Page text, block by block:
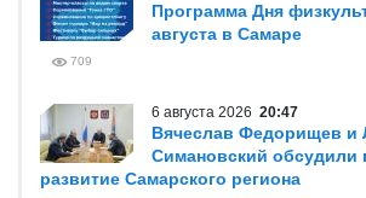
Программа Дня
августа в Самаре
709
6 августа 2026 20:47
Вячеслав Федорищев и
Симановский обсудили
развитие Самарского региона